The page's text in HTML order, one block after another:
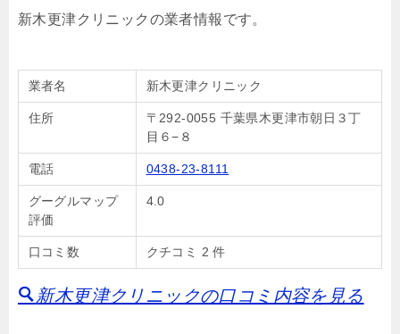
新木更津クリニックの業者情報です。
業者名 新木更津クリニック
住所
〒292-0055 千葉県木更津市朝日３丁
目６−８
電話 0438-23-8111
グーグルマップ
評価
4.0
口コミ数 クチコミ 2 件
新木更津クリニックの口コミ内容を見る